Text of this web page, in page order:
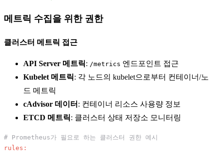
메트릭 수집을 위한 권한
클러스터 메트릭 접근
API Server 메트릭: /metrics 엔드포인트 접근
Kubelet 메트릭: 각 노드의 kubelet으로부터 컨테이너/노
드 메트릭
cAdvisor 데이터 : 컨테이너 리소스 사용량 정보
ETCD 메트릭: 클러스터 상태 저장소 모니터링
# Prometheus가 필요로 하는 클러스터 권한 예시
rules: